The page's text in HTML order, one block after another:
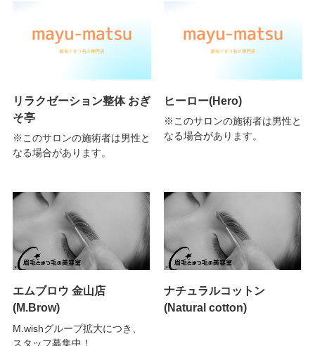
リラクゼーション整体 おぎ
そ亭
※このサロンの施術者は男性と
なる場合があります。
ヒーロー(Hero)
※このサロンの施術者は男性と
なる場合があります。
エムブロウ 金山店
(M.Brow)
M.wishグループ拡大につき、
スタッフ募集中！
ナチュラルコットン
(Natural cotton)